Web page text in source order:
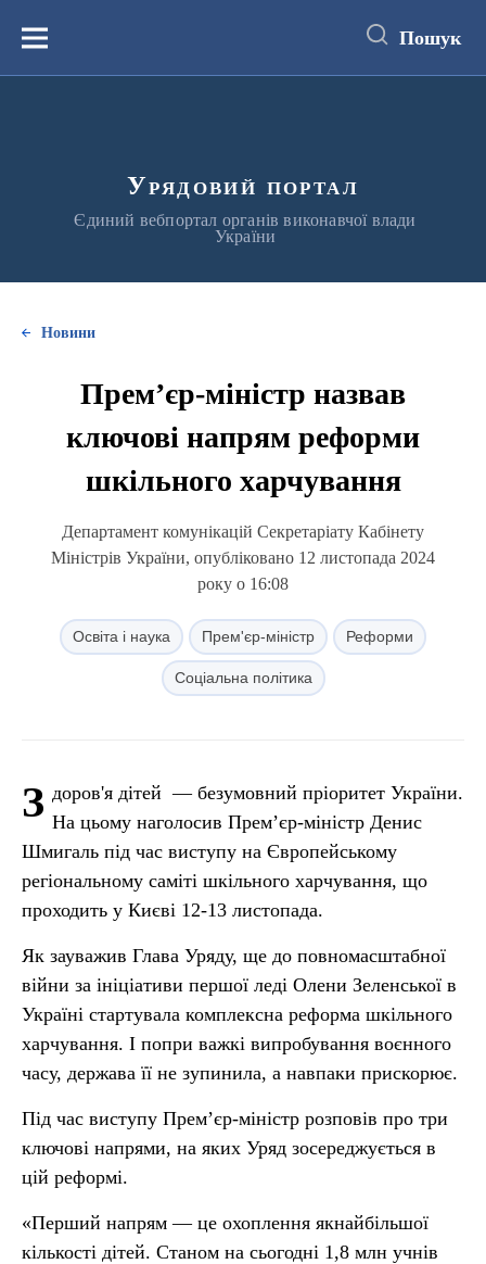
вмістуМеню Пошук
Урядовий портал
Єдиний вебпортал органів виконавчої влади
України
Новини
Прем’єр-міністр назвав
ключові напрям реформи
шкільного харчування
Департамент комунікацій Секретаріату Кабінету
Міністрів України, опубліковано 12 листопада 2024
року о 16:08
Освіта і наука Прем'єр-міністр Реформи
Соціальна політика
З доров'я дітей — безумовний пріоритет України.
На цьому наголосив Прем’єр-міністр Денис
Шмигаль під час виступу на Європейському
регіональному саміті шкільного харчування, що
проходить у Києві 12-13 листопада.
Як зауважив Глава Уряду, ще до повномасштабної
війни за ініціативи першої леді Олени Зеленської в
Україні стартувала комплексна реформа шкільного
харчування. І попри важкі випробування воєнного
часу, держава її не зупинила, а навпаки прискорює.
Під час виступу Прем’єр-міністр розповів про три
ключові напрями, на яких Уряд зосереджується в
цій реформі.
«Перший напрям — це охоплення якнайбільшої
кількості дітей. Станом на сьогодні 1,8 млн учнів